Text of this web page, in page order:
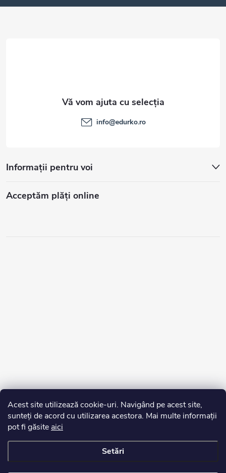
Acest site utilizează cookie-uri. Navigând pe acest site,
sunteți de acord cu utilizarea acestora. Mai multe informații
pot fi găsite aici
Setări
o
Informații pentru voi
Acceptăm plăţi online
info@edurko.ro